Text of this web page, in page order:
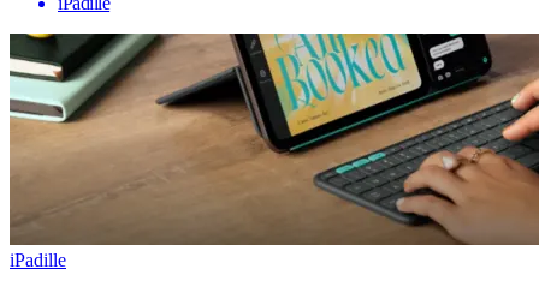
iPadille